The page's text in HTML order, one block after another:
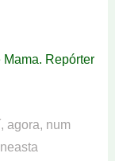
Repórter
agora, num